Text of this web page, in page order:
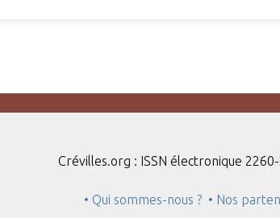
Crévilles.org : ISSN électronique
• Qui sommes-nous ? • Nos